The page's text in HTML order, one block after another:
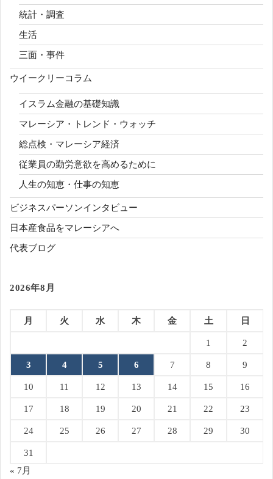
統計・調査
生活
三面・事件
ウイークリーコラム
イスラム金融の基礎知識
マレーシア・トレンド・ウォッチ
総点検・マレーシア経済
従業員の勤労意欲を高めるために
人生の知恵・仕事の知恵
ビジネスパーソンインタビュー
日本産食品をマレーシアへ
代表ブログ
2026年8月
月 火 水 木 金 土 日
1 2
3 4 5 6 7 8 9
10 11 12 13 14 15 16
17 18 19 20 21 22 23
24 25 26 27 28 29 30
31
« 7月